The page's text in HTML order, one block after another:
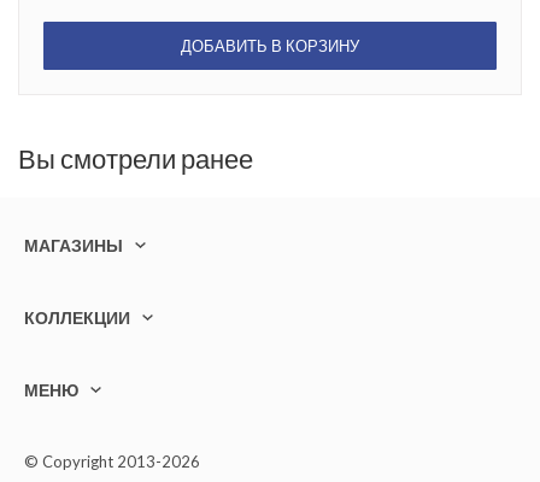
ДОБАВИТЬ В КОРЗИНУ
Вы смотрели ранее
МАГАЗИНЫ
КОЛЛЕКЦИИ
МЕНЮ
© Copyright 2013-2026